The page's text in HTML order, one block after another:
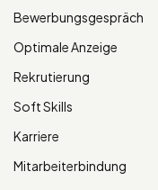
Bewerbungsgespräch
Optimale Anzeige
Rekrutierung
Soft Skills
Karriere
Mitarbeiterbindung